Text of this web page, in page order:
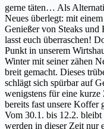
gerne täten… Als
Neues überlegt: mit
Genießer von Steaks
lasst euch überraschen!
Punkt in unserem
Winter mit seiner zähen
breit gemacht. Dieses
schlägt sich spürbar auf
wenigstens für eine
bereits fast unsere Koffer
Vom 30.1. bis 12.2. bleibt
werden in dieser Zeit nur